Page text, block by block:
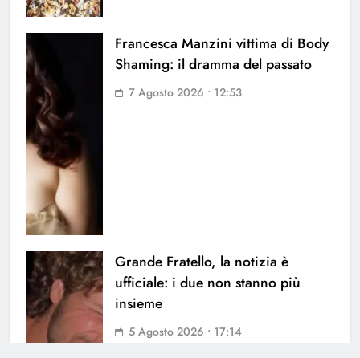
Francesca Manzini vittima di Body
Shaming: il dramma del passato
7 Agosto 2026 • 12:53
Grande Fratello, la notizia è
ufficiale: i due non stanno più
insieme
5 Agosto 2026 • 17:14